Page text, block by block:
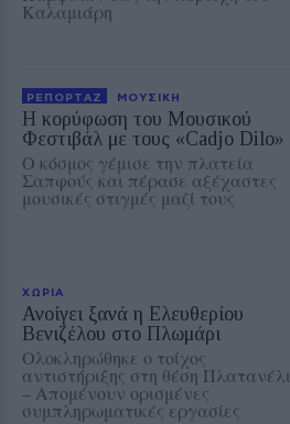
Καλαμιάρη
ΡΕΠΟΡΤΑΖ ΜΟΥΣΙΚΗ
Η κορύφωση του Μουσικού
Φεστιβάλ με τους «Cadjo Dilo»
Ο κόσμος γέμισε την πλατεία
Σαπφούς και πέρασε αξέχαστες
μουσικές στιγμές μαζί τους
ΧΩΡΙΑ
Ανοίγει ξανά η Ελευθερίου
Βενιζέλου στο Πλωμάρι
Ολοκληρώθηκε ο τοίχος
αντιστήριξης στη θέση Πλατανέλι
– Απομένουν ορισμένες
συμπληρωματικές εργασίες